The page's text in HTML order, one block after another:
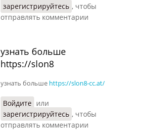
зарегистрируйтесь , чтобы
отправлять комментарии
узнать больше
https://slon8
узнать больше https://slon8-cc.at/
Войдите или
зарегистрируйтесь , чтобы
отправлять комментарии